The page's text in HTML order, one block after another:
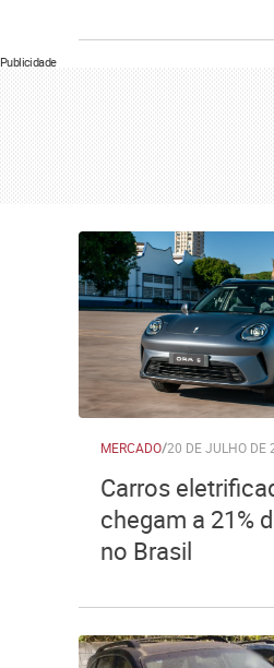
Publicidade
MERCADO/20 DE JULHO DE
Carros
chegam a 21%
no Brasil